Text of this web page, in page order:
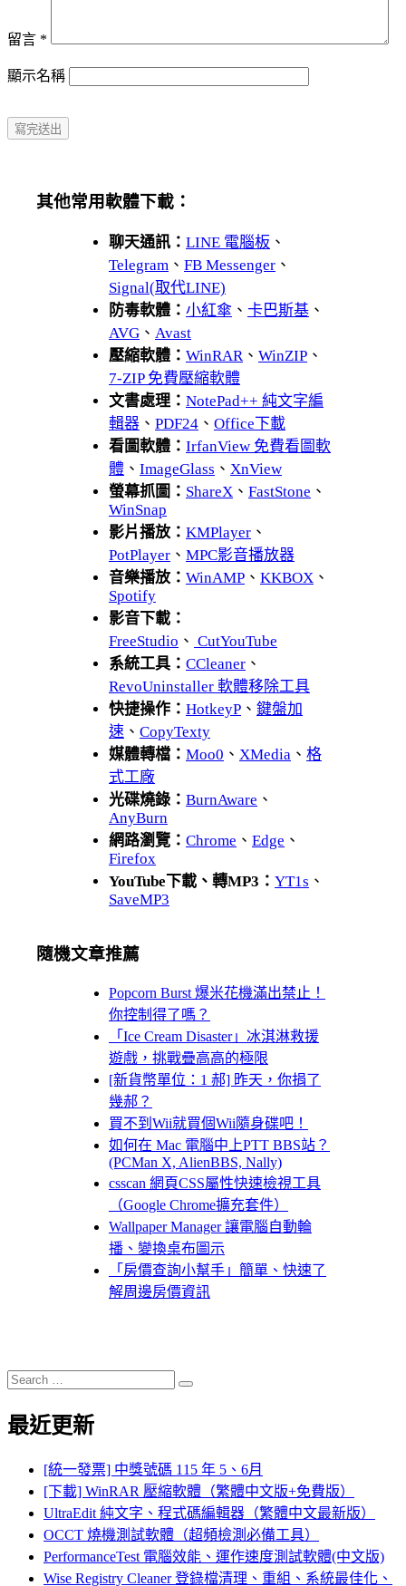
留言 *
顯示名稱
其他常用軟體下載：
聊天通訊： LINE 電腦板 、
Telegram 、 FB Messenger 、
Signal(取代LINE)
防毒軟體： 小紅傘 、 卡巴斯基 、
AVG 、 Avast
壓縮軟體： WinRAR、 WinZIP 、
7-ZIP 免費壓縮軟體
文書處理： NotePad++ 純文字編
輯器 、 PDF24 、 Office下載
看圖軟體： IrfanView 免費看圖軟
體 、 ImageGlass 、 XnView
螢幕抓圖： ShareX 、 FastStone 、
WinSnap
影片播放： KMPlayer 、
PotPlayer 、 MPC影音播放器
音樂播放： WinAMP 、 KKBOX 、
Spotify
影音下載：
FreeStudio 、 CutYouTube
系統工具： CCleaner 、
RevoUninstaller 軟體移除工具
快捷操作： HotkeyP 、 鍵盤加
速 、 CopyTexty
媒體轉檔： Moo0 、 XMedia 、 格
式工廠
光碟燒錄： BurnAware 、
AnyBurn
網路瀏覽： Chrome 、 Edge 、
Firefox
YouTube下載、轉MP3： YT1s 、
SaveMP3
隨機文章推薦
Popcorn Burst 爆米花機滿出禁止！
你控制得了嗎？
「Ice Cream Disaster」冰淇淋救援
遊戲，挑戰疊高高的極限
[新貨幣單位：1 郝] 昨天，你捐了
幾郝？
買不到Wii就買個Wii隨身碟吧！
如何在 Mac 電腦中上PTT BBS站？
(PCMan X, AlienBBS, Nally)
csscan 網頁CSS屬性快速檢視工具
（Google Chrome擴充套件）
Wallpaper Manager 讓電腦自動輪
播、變換桌布圖示
「房價查詢小幫手」簡單、快速了
解周邊房價資訊
Search
for:
Search
最近更新
[統一發票] 中獎號碼 115 年 5、6月
[下載] WinRAR 壓縮軟體（繁體中文版+免費版）
UltraEdit 純文字、程式碼編輯器（繁體中文最新版）
OCCT 燒機測試軟體（超頻檢測必備工具）
PerformanceTest 電腦效能、運作速度測試軟體(中文版)
Wise Registry Cleaner 登錄檔清理、重組、系統最佳化、